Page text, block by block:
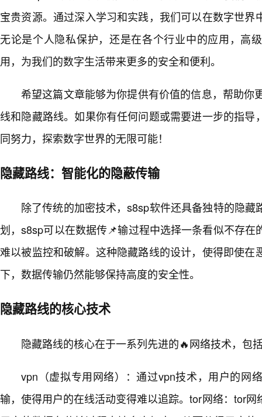
宝贵资源。通过深入学习和实践，我们可以在数字世界
无论是个人隐私保护，还是在各个行业中的应用，高
用，为我们的数字生活带来更多的安全和便利。
希望这篇文章能够为你提供有价值的信息，帮助你
线和隐藏路线。如果你有任何问题或需要进一步的指导
同努力，探索数字世界的无限可能！
隐藏路线：智能化的隐蔽传输
除了传统的加密技术，s8sp软件还具备独特的隐藏
划，s8sp可以在数据传📌输过程中选择一条看似不存在
难以被监控和破解。这种隐藏路线的设计，使得即使在
下，数据传输仍然能够保持高度的安全性。
隐藏路线的核心技术
隐藏路线的核心在于一系列先进的🔥网络技术，包
vpn（虚拟专用网络）：通过vpn技术，用户的网
输，使得用户的在线活动变得难以追踪。tor网络：tor